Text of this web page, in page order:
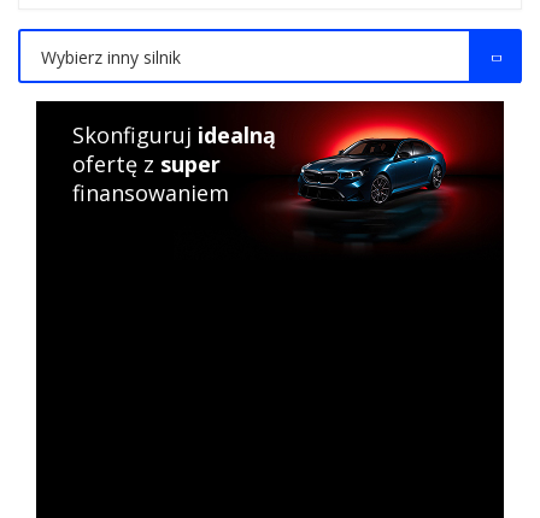
Wybierz inny silnik
Skonfiguruj idealną
ofertę z super
finansowaniem